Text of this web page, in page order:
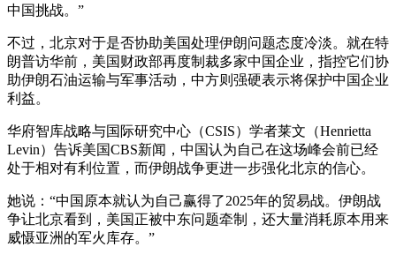
中国挑战。”
不过，北京对于是否协助美国处理伊朗问题态度冷淡。就在特
朗普访华前，美国财政部再度制裁多家中国企业，指控它们协
助伊朗石油运输与军事活动，中方则强硬表示将保护中国企业
利益。
华府智库战略与国际研究中心（CSIS）学者莱文（Henrietta
Levin）告诉美国CBS新闻，中国认为自己在这场峰会前已经
处于相对有利位置，而伊朗战争更进一步强化北京的信心。
她说：“中国原本就认为自己赢得了2025年的贸易战。伊朗战
争让北京看到，美国正被中东问题牵制，还大量消耗原本用来
威慑亚洲的军火库存。”